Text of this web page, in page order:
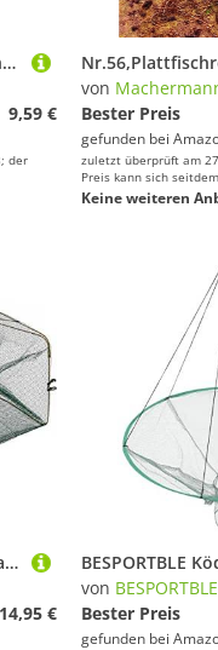
SUPVOX Faltbarer Nylon Fischernetz käfig Leichtes Schnelltrocknendes Reusen fischnetz Tragbar für Fischfang und Garnelen Faltbare Fischreuse Langlebiges Angelzubehör
9,59 €
der
von
Bester Preis
gefunden bei
zuletzt überprüft am
Preis kann sich
Keine weiteren
normani Köder Fisch Reuse Aalreuse mit Futterbeutel 55 cm bis 120 cm Fischfangnetz Krebsreuse Faltbare Angelnetzfalle Größe 100 cm
14,95 €
von BESPORTBLE
Bester Preis
gefunden bei